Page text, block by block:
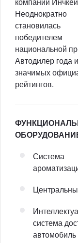
компании
Неоднократно
становилась
победителем
национальной
Автодилер года
значимых
рейтингов.
Система
система
автомобиль